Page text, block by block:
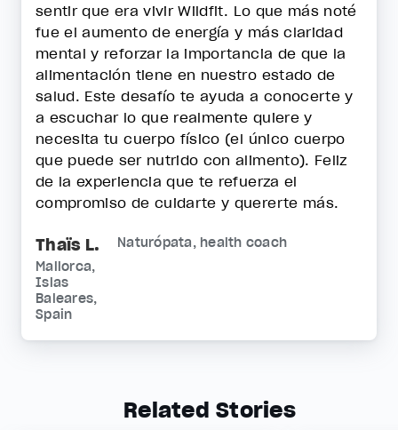
sentir que era vivir Wildfit. Lo que más noté
fue el aumento de energía y más claridad
mental y reforzar la importancia de que la
alimentación tiene en nuestro estado de
salud. Este desafío te ayuda a conocerte y
a escuchar lo que realmente quiere y
necesita tu cuerpo físico (el único cuerpo
que puede ser nutrido con alimento). Feliz
de la experiencia que te refuerza el
compromiso de cuidarte y quererte más.
Thaïs L.
Naturópata, health coach
Mallorca,
Islas
Baleares,
Spain
Related Stories